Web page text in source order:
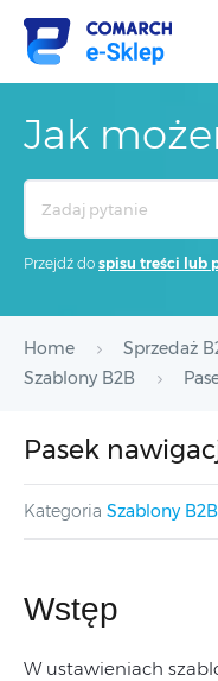
Jak
Przejdź do spisu treści lub
Home
Sprzedaż
Szablony B2B
Pasek
Kategoria Szablony B2B
Wstęp
W ustawieniach